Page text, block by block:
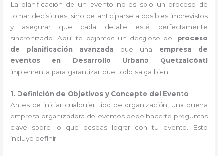
La planificación de un evento no es solo un proceso de
tomar decisiones, sino de anticiparse a posibles imprevistos
y asegurar que cada detalle esté perfectamente
sincronizado. Aquí te dejamos un desglose del proceso
de planificación avanzada que una empresa de
eventos en Desarrollo Urbano Quetzalcóatl
implementa para garantizar que todo salga bien:
1. Definición de Objetivos y Concepto del Evento
Antes de iniciar cualquier tipo de organización, una buena
empresa organizadora de eventos debe hacerte preguntas
clave sobre lo que deseas lograr con tu evento. Esto
incluye definir: